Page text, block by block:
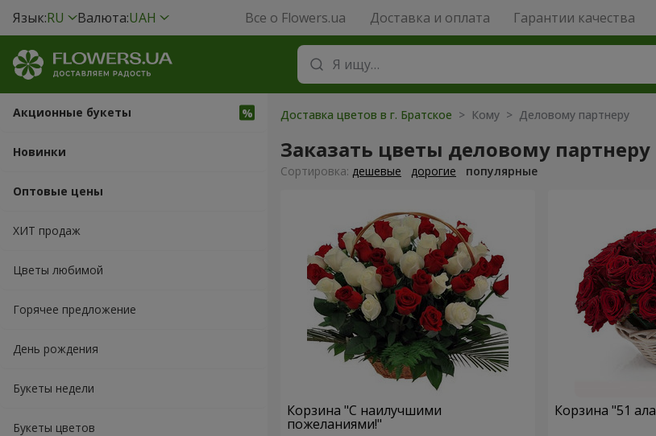
Язык:RU Валюта:UAH Все о Flowers.ua Доставка и оплата Гарантии качества
Акционные букеты
Новинки
Оптовые цены
ХИТ продаж
Цветы любимой
Горячее предложение
День рождения
Букеты недели
Букеты цветов
Доставка цветов в г. Братское > Кому > Деловому партнеру
Заказать цветы деловому партнеру
Cортировка: дешевые дорогие популярные
Корзина "С наилучшими
пожеланиями!"
Корзина "51